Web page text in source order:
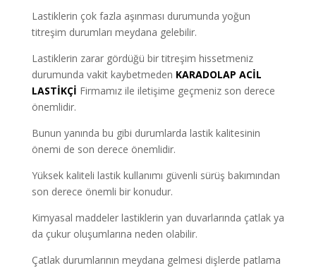
Lastiklerin çok fazla aşınması durumunda yoğun
titreşim durumları meydana gelebilir.
Lastiklerin zarar gördüğü bir titreşim hissetmeniz
durumunda vakit kaybetmeden KARADOLAP ACİL
LASTİKÇİ Firmamız ile iletişime geçmeniz son derece
önemlidir.
Bunun yanında bu gibi durumlarda lastik kalitesinin
önemi de son derece önemlidir.
Yüksek kaliteli lastik kullanımı güvenli sürüş bakımından
son derece önemli bir konudur.
Kimyasal maddeler lastiklerin yan duvarlarında çatlak ya
da çukur oluşumlarına neden olabilir.
Çatlak durumlarının meydana gelmesi dişlerde patlama